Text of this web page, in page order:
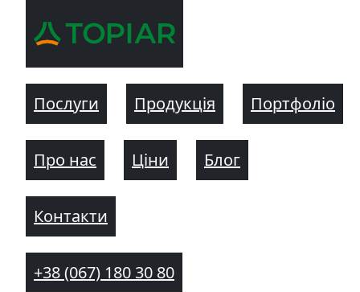
Послуги Продукція Портфоліо
Про нас Ціни Блог
Контакти
+38 (067) 180 30 80